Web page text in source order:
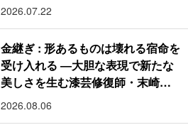
2026.07.22
金継ぎ : 形あるものは壊れる宿命を
受け入れる ―大胆な表現で新たな
美しさを生む漆芸修復師・末崎広
樹
2026.08.06